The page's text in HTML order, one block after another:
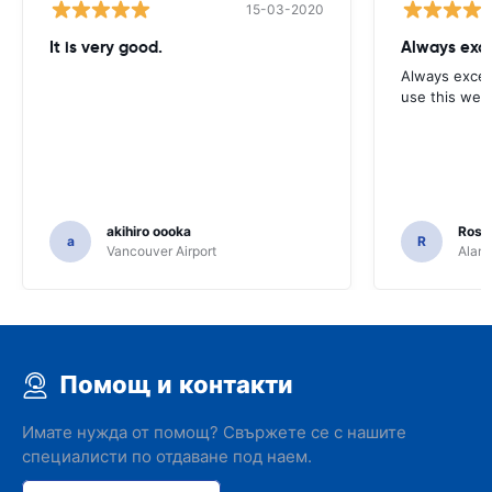
15-03-2020
It is very good.
a
akihiro oooka
Vancouver Airport
Always
Always
use this
R
Помощ и контакти
Имате нужда от помощ? Свържете се с нашите
специалисти по отдаване под наем.